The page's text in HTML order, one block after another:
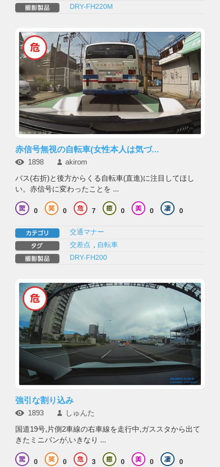
DRY-FH220M
赤信号無視の自転車(女性本人は気づ...
1898 akirom
バス(右折)と後方からくる自転車(直進)に注目してほし
い。赤信号に変わったことを ...
0 0 7 0 0 0
交通マナー
交差点
自転車
DRY-FH200
強引な割り込み
1893 しゅんた
国道19号,片側2車線の右車線を走行中,ガススタから出て
きたミニバンが,いきなり ...
0 0 3 0 0 0